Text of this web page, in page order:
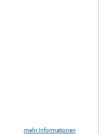
mehr Informationen